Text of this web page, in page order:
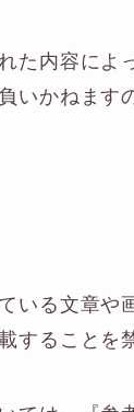
た内容によ
いかねます
いる文章や
することを